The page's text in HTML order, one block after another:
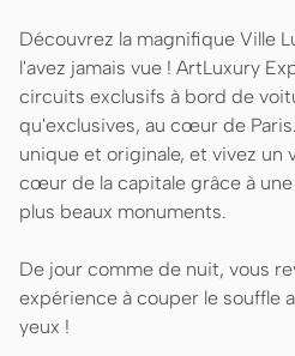
Découvrez la magnifique Ville
l'avez jamais vue ! ArtLuxury
circuits exclusifs à bord de
qu'exclusives, au cœur de
unique et originale, et vivez un
cœur de la capitale grâce à
plus beaux monuments.
De jour comme de nuit, vous
expérience à couper le souffle
yeux !